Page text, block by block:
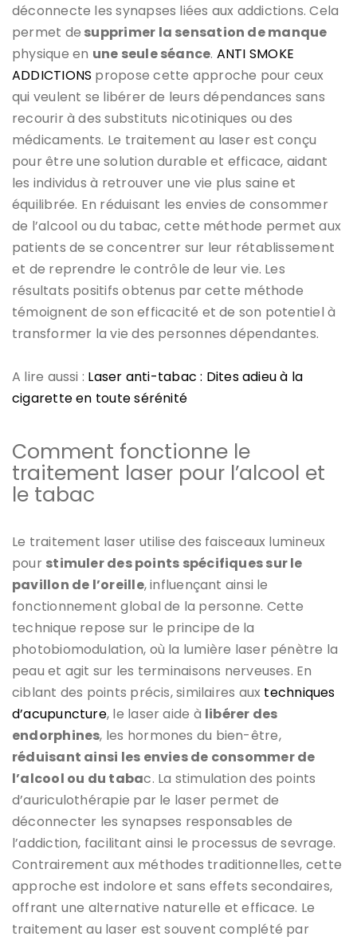
déconnecte les synapses liées aux addictions. Cela
permet de supprimer la sensation de manque
physique en une seule séance. ANTI SMOKE
ADDICTIONS propose cette approche pour ceux
qui veulent se libérer de leurs dépendances sans
recourir à des substituts nicotiniques ou des
médicaments. Le traitement au laser est conçu
pour être une solution durable et efficace, aidant
les individus à retrouver une vie plus saine et
équilibrée. En réduisant les envies de consommer
de l’alcool ou du tabac, cette méthode permet aux
patients de se concentrer sur leur rétablissement
et de reprendre le contrôle de leur vie. Les
résultats positifs obtenus par cette méthode
témoignent de son efficacité et de son potentiel à
transformer la vie des personnes dépendantes.
A lire aussi : Laser anti-tabac : Dites adieu à la
cigarette en toute sérénité
Comment fonctionne le
traitement laser pour l’alcool et
le tabac
Le traitement laser utilise des faisceaux lumineux
pour stimuler des points spécifiques sur le
pavillon de l’oreille, influençant ainsi le
fonctionnement global de la personne. Cette
technique repose sur le principe de la
photobiomodulation, où la lumière laser pénètre la
peau et agit sur les terminaisons nerveuses. En
ciblant des points précis, similaires aux techniques
d’acupuncture, le laser aide à libérer des
endorphines, les hormones du bien-être,
réduisant ainsi les envies de consommer de
l’alcool ou du tabac. La stimulation des points
d’auriculothérapie par le laser permet de
déconnecter les synapses responsables de
l’addiction, facilitant ainsi le processus de sevrage.
Contrairement aux méthodes traditionnelles, cette
approche est indolore et sans effets secondaires,
offrant une alternative naturelle et efficace. Le
traitement au laser est souvent complété par